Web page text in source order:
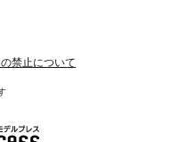
禁止について